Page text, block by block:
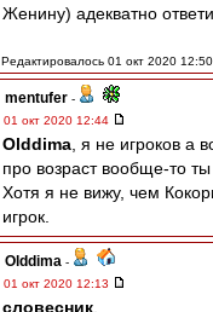
Женину) адекватно
Редактировалось 01 окт 2020 12:50
mentufer -
01 окт 2020 12:44
Olddima , я не игроков а
про возраст вообще-то
Хотя я не вижу, чем
игрок.
Olddima -
01 окт 2020 12:13
словесник